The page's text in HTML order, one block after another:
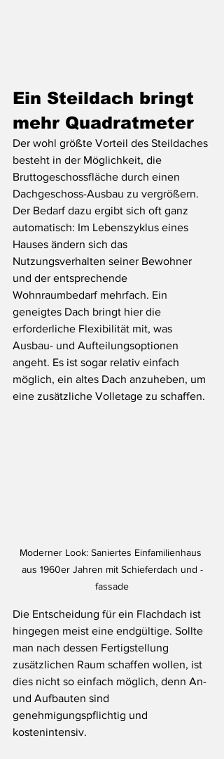
Ein Steildach bringt
mehr Quadratmeter
Der wohl größte Vorteil des Steildaches
besteht in der Möglichkeit, die
Bruttogeschossfläche durch einen
Dachgeschoss-Ausbau zu vergrößern.
Der Bedarf dazu ergibt sich oft ganz
automatisch: Im Lebenszyklus eines
Hauses ändern sich das
Nutzungsverhalten seiner Bewohner
und der entsprechende
Wohnraumbedarf mehrfach. Ein
geneigtes Dach bringt hier die
erforderliche Flexibilität mit, was
Ausbau- und Aufteilungsoptionen
angeht. Es ist sogar relativ einfach
möglich, ein altes Dach anzuheben, um
eine zusätzliche Volletage zu schaffen.
Moderner Look: Saniertes Einfamilienhaus
aus 1960er Jahren mit Schieferdach und -
fassade
Die Entscheidung für ein Flachdach ist
hingegen meist eine endgültige. Sollte
man nach dessen Fertigstellung
zusätzlichen Raum schaffen wollen, ist
dies nicht so einfach möglich, denn An-
und Aufbauten sind
genehmigungspflichtig und
kostenintensiv.